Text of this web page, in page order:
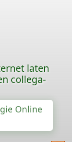
laten
collega-
Online